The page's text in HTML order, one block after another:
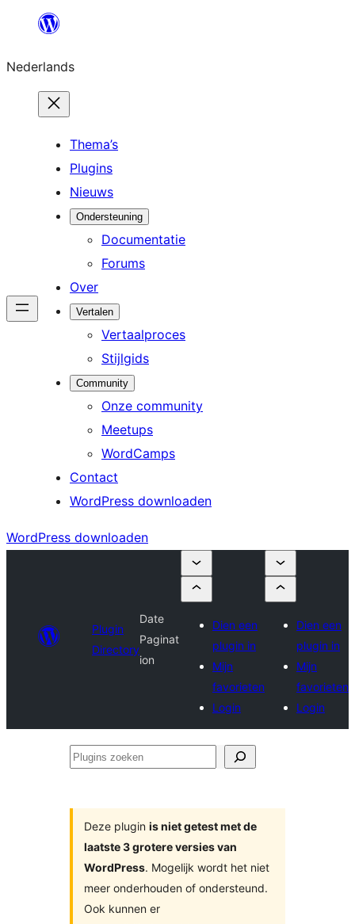
de
inhoud
Nederlands
Thema’s
Plugins
Nieuws
Ondersteuning
Documentatie
Forums
Over
Vertalen
Vertaalproces
Stijlgids
Community
Onze community
Meetups
WordCamps
Contact
WordPress downloaden
WordPress downloaden
Plugin
Directory
Date
Paginat
ion
Dien een
plugin in
Mijn
favorieten
Login
Dien een
plugin in
Mijn
favorieten
Login
Plugins
Deze plugin is niet getest met de
laatste 3 grotere versies van
WordPress. Mogelijk wordt het niet
meer onderhouden of ondersteund.
Ook kunnen er